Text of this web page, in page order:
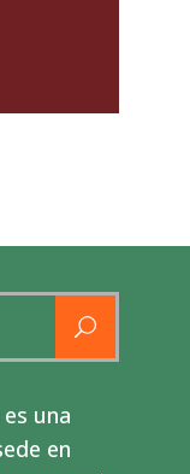
una
en